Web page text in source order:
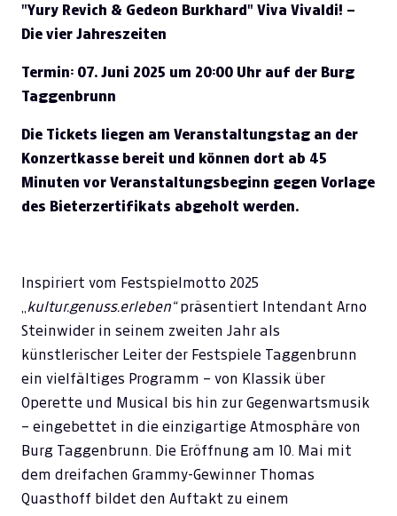
"Yury Revich & Gedeon Burkhard" Viva Vivaldi! –
Die vier Jahreszeiten
Termin: 07. Juni 2025 um 20:00 Uhr auf der Burg
Taggenbrunn
Die Tickets liegen am Veranstaltungstag an der
Konzertkasse bereit und können dort ab 45
Minuten vor Veranstaltungsbeginn gegen Vorlage
des Bieterzertifikats abgeholt werden.
Inspiriert vom Festspielmotto 2025
kultur.genuss.erleben“präsentiert Intendant Arno
Steinwider in seinem zweiten Jahr als
künstlerischer Leiter der Festspiele Taggenbrunn
ein vielfältiges Programm – von Klassik über
Operette und Musical bis hin zur Gegenwartsmusik
– eingebettet in die einzigartige Atmosphäre von
Burg Taggenbrunn.
Die Eröffnung am 10. Mai mit
dem dreifachen Grammy-Gewinner Thomas
Quasthoff bildet den Auftakt zu einem